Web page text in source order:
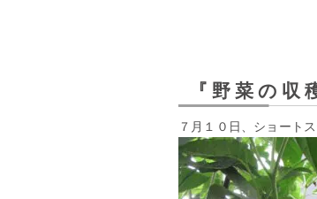
『野菜の収
７月１０日、ショート